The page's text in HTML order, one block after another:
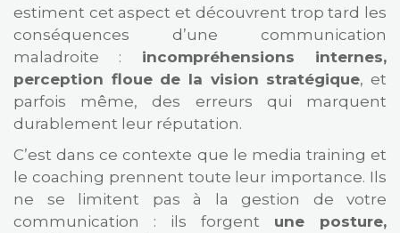
estiment cet aspect et découvrent trop tard les
conséquences d’une communication
maladroite : incompréhensions internes,
perception floue de la vision stratégique, et
parfois même, des erreurs qui marquent
durablement leur réputation.
C’est dans ce contexte que le media training et
le coaching prennent toute leur importance. Ils
ne se limitent pas à la gestion de votre
communication : ils forgent une posture,